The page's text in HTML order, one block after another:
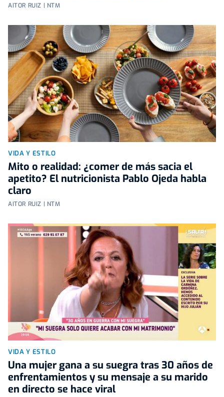
AITOR RUIZ | NTM
VIDA Y ESTILO
Mito o realidad: ¿comer de más sacia el
apetito? El nutricionista Pablo Ojeda habla
claro
AITOR RUIZ | NTM
VIDA Y ESTILO
Una mujer gana a su suegra tras 30 años de
enfrentamientos y su mensaje a su marido
en directo se hace viral